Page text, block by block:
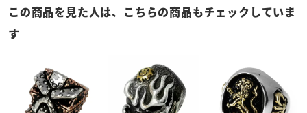
この商品を見た人は、こちらの商品もチェックしていま
す